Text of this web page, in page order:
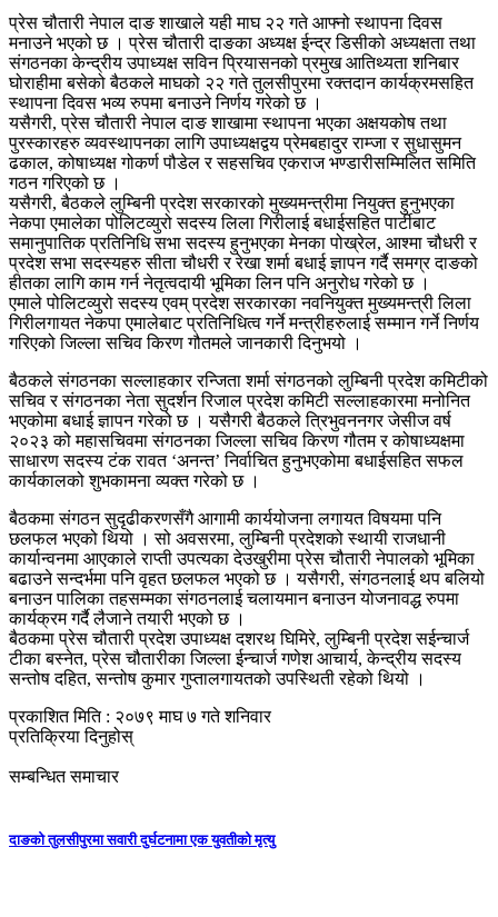
प्रेस चौतारी नेपाल दाङ शाखाले यही माघ २२ गते आफ्नो स्थापना दिवस
मनाउने भएको छ । प्रेस चौतारी दाङका अध्यक्ष ईन्द्र डिसीको अध्यक्षता तथा
संगठनका केन्द्रीय उपाध्यक्ष सविन प्रियासनको प्रमुख आतिथ्यता शनिबार
घोराहीमा बसेको बैठकले माघको २२ गते तुलसीपुरमा रक्तदान कार्यक्रमसहित
स्थापना दिवस भव्य रुपमा बनाउने निर्णय गरेको छ ।
यसैगरी, प्रेस चौतारी नेपाल दाङ शाखामा स्थापना भएका अक्षयकोष तथा
पुरस्कारहरु व्यवस्थापनका लागि उपाध्यक्षद्वय प्रेमबहादुर राम्जा र सुधासुमन
ढकाल, कोषाध्यक्ष गोकर्ण पौडेल र सहसचिव एकराज भण्डारीसम्मिलित समिति
गठन गरिएको छ ।
यसैगरी, बैठकले लुम्बिनी प्रदेश सरकारको मुख्यमन्त्रीमा नियुक्त हुनुभएका
नेकपा एमालेका पोलिटव्युरो सदस्य लिला गिरीलाई बधाईसहित पार्टीबाट
समानुपातिक प्रतिनिधि सभा सदस्य हुनुभएका मेनका पोख्रेल, आश्मा चौधरी र
प्रदेश सभा सदस्यहरु सीता चौधरी र रेखा शर्मा बधाई ज्ञापन गर्दै समग्र दाङको
हीतका लागि काम गर्न नेतृत्वदायी भूमिका लिन पनि अनुरोध गरेको छ ।
एमाले पोलिटव्युरो सदस्य एवम् प्रदेश सरकारका नवनियुक्त मुख्यमन्त्री लिला
गिरीलगायत नेकपा एमालेबाट प्रतिनिधित्व गर्ने मन्त्रीहरुलाई सम्मान गर्ने निर्णय
गरिएको जिल्ला सचिव किरण गौतमले जानकारी दिनुभयो ।
बैठकले संगठनका सल्लाहकार रन्जिता शर्मा संगठनको लुम्बिनी प्रदेश कमिटीको
सचिव र संगठनका नेता सुदर्शन रिजाल प्रदेश कमिटी सल्लाहकारमा मनोनित
भएकोमा बधाई ज्ञापन गरेको छ । यसैगरी बैठकले त्रिभुवननगर जेसीज वर्ष
२०२३ को महासचिवमा संगठनका जिल्ला सचिव किरण गौतम र कोषाध्यक्षमा
साधारण सदस्य टंक रावत ‘अनन्त’ निर्वाचित हुनुभएकोमा बधाईसहित सफल
कार्यकालको शुभकामना व्यक्त गरेको छ ।
बैठकमा संगठन सुदृढीकरणसँगै आगामी कार्ययोजना लगायत विषयमा पनि
छलफल भएको थियो । सो अवसरमा, लुम्बिनी प्रदेशको स्थायी राजधानी
कार्यान्वनमा आएकाले राप्ती उपत्यका देउखुरीमा प्रेस चौतारी नेपालको भूमिका
बढाउने सन्दर्भमा पनि वृहत छलफल भएको छ । यसैगरी, संगठनलाई थप बलियो
बनाउन पालिका तहसम्मका संगठनलाई चलायमान बनाउन योजनावद्ध रुपमा
कार्यक्रम गर्दै लैजाने तयारी भएको छ ।
बैठकमा प्रेस चौतारी प्रदेश उपाध्यक्ष दशरथ घिमिरे, लुम्बिनी प्रदेश सईन्चार्ज
टीका बस्नेत, प्रेस चौतारीका जिल्ला ईन्चार्ज गणेश आचार्य, केन्द्रीय सदस्य
सन्तोष दहित, सन्तोष कुमार गुप्तालगायतको उपस्थिती रहेको थियो ।
प्रकाशित मिति : २०७९ माघ ७ गते शनिवार
प्रतिक्रिया दिनुहोस्
सम्बन्धित समाचार
दाङको तुलसीपुरमा सवारी दुर्घटनामा एक युवतीको मृत्यु